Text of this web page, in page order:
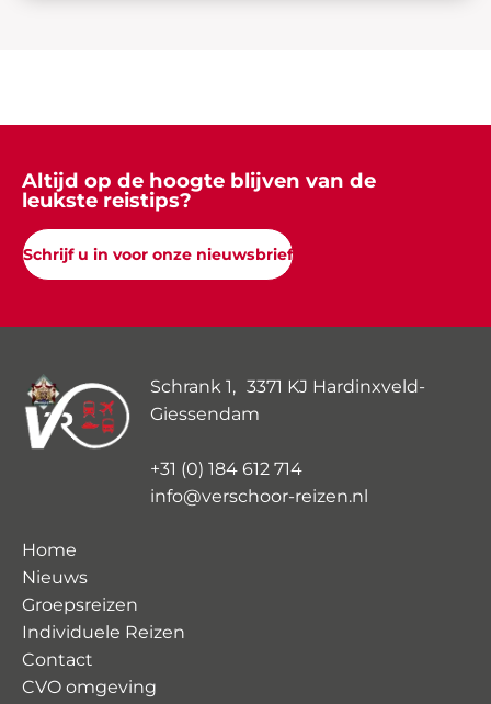
Altijd op de hoogte blijven van de
leukste reistips?
Schrijf u in voor onze nieuwsbrief
Schrank 1, 3371 KJ Hardinxveld-
Giessendam
+31 (0) 184 612 714
info@verschoor-reizen.nl
Home
Nieuws
Groepsreizen
Individuele Reizen
Contact
CVO omgeving